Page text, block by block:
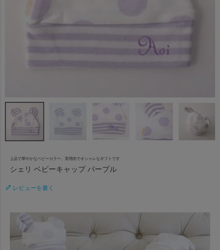
上品で華やかなベビーカラー。実用的でオシャレなギフトです
シェリ ベビーキャップ パープル
レビューを書く